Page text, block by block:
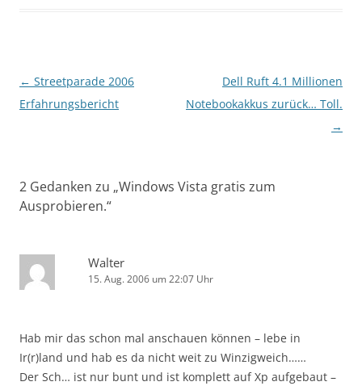
Beitragsnavigation
← Streetparade 2006
Erfahrungsbericht
Dell Ruft 4.1 Millionen
Notebookakkus zurück… Toll.
→
2 Gedanken zu „Windows Vista gratis zum
Ausprobieren.“
Walter
15. Aug. 2006 um 22:07 Uhr
Hab mir das schon mal anschauen können – lebe in
Ir(r)land und hab es da nicht weit zu Winzigweich……
Der Sch… ist nur bunt und ist komplett auf Xp aufgebaut –